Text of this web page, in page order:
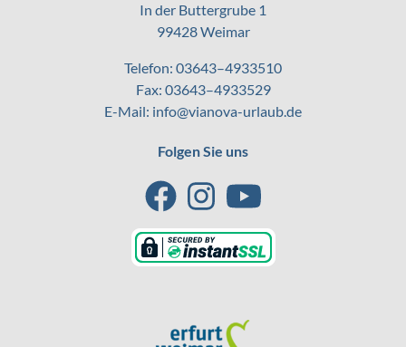
In der Buttergrube 1
99428 Weimar
Telefon: 03643–4933510
Fax: 03643–4933529
E-Mail: info@vianova-urlaub.de
Folgen Sie uns